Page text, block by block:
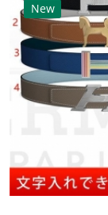
New